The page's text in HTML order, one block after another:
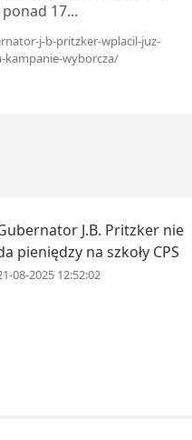
17...
j-b-pritzker-wplacil-juz-
kampanie-wyborcza/
J.B. Pritzker nie
pieniędzy na szkoły CPS
08-2025 12:52:02